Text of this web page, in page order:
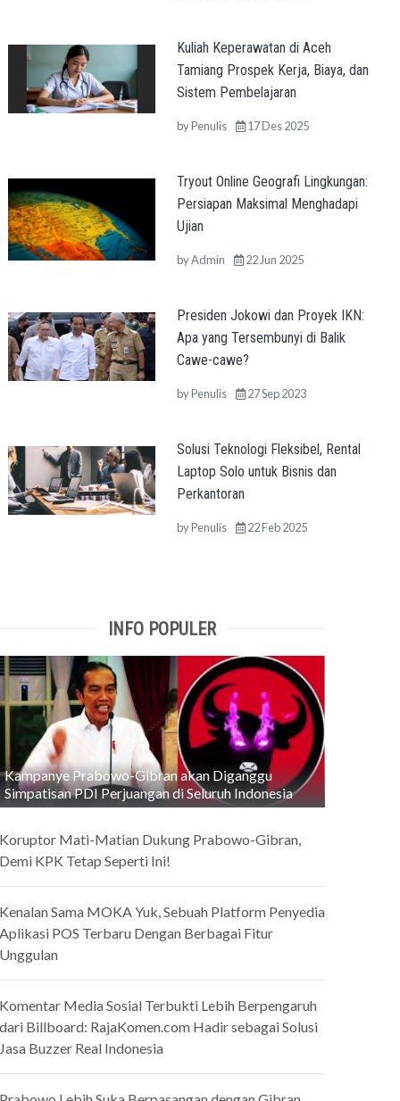
Kuliah Keperawatan di Aceh
Tamiang Prospek Kerja, Biaya, dan
Sistem Pembelajaran
byPenulis 17 Des 2025
Tryout Online Geografi Lingkungan:
Persiapan Maksimal Menghadapi
Ujian
byAdmin 22 Jun 2025
Presiden Jokowi dan Proyek IKN:
Apa yang Tersembunyi di Balik
Cawe-cawe?
byPenulis 27 Sep 2023
Solusi Teknologi Fleksibel, Rental
Laptop Solo untuk Bisnis dan
Perkantoran
byPenulis 22 Feb 2025
INFO POPULER
Kampanye Prabowo-Gibran akan Diganggu
Simpatisan PDI Perjuangan di Seluruh Indonesia
Mati-Matian Dukung Prabowo-Gibran,
KPK Tetap Seperti Ini!
Sama MOKA Yuk, Sebuah Platform Penyedia
POS Terbaru Dengan Berbagai Fitur
Media Sosial Terbukti Lebih Berpengaruh
Billboard: RajaKomen.com Hadir sebagai Solusi
Buzzer Real Indonesia